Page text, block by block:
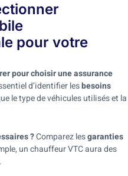
pour votre
pour choisir une assurance
d’identifier lesbesoins
le type de véhicules utilisés et la
?Comparez lesgaranties
un chauffeur VTC aura des